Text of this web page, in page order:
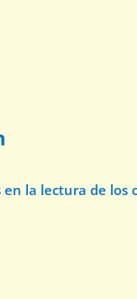
la lectura de los